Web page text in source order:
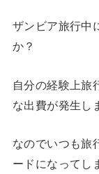
ザンビア旅行中
か？
自分の経験上旅
な出費が発生し
なのでいつも旅
ードになってし